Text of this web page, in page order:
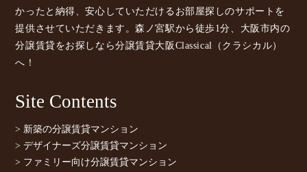
かったと納得、安心していただけるお部屋探しのサポートを
提供させていただきます。森ノ宮駅から徒歩1分、大阪市内の
分譲賃貸をお探しなら分譲賃貸大阪Classical（クラシカル）
へ！
Site Contents
> 新築の分譲賃貸マンション
> デザイナーズ分譲賃貸マンション
> ファミリー向け分譲賃貸マンション